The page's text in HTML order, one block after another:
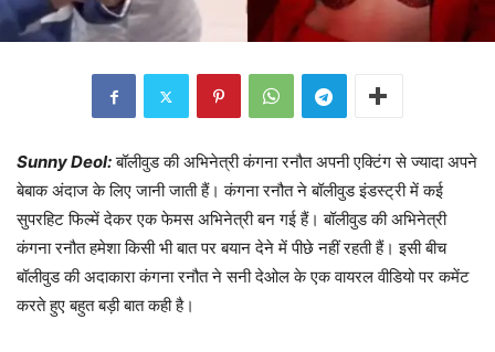
Sunny Deol:बॉलीवुड की अभिनेत्री कंगना रनौत अपनी एक्टिंग से ज्यादा अपने
बेबाक अंदाज के लिए जानी जाती हैं। कंगना रनौत ने बॉलीवुड इंडस्ट्री में कई
सुपरहिट फिल्में देकर एक फेमस अभिनेत्री बन गई हैं। बॉलीवुड की अभिनेत्री
कंगना रनौत हमेशा किसी भी बात पर बयान देने में पीछे नहीं रहती हैं। इसी बीच
बॉलीवुड की अदाकारा कंगना रनौत ने सनी देओल के एक वायरल वीडियो पर कमेंट
करते हुए बहुत बड़ी बात कही है।